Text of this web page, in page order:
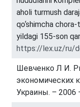
aholi turmush
qo‘shimcha chora-
yildagi 155-son
https://lex.uz/ru/
Шевченко Л И.
экономических
Украины. – 2006